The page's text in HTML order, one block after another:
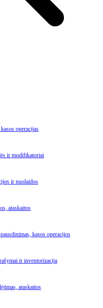
operacijas
ir modifikatoriai
ir nuolaidos
ataskaitos
kasos operacijos
ir inventorizacija
ataskaitos